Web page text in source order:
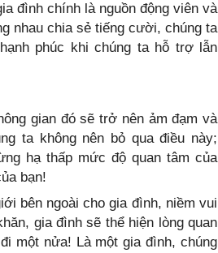
đình chính là nguồn động viên và
nhau chia sẻ tiếng cười, chúng ta
phúc khi chúng ta hỗ trợ lẫn
gian đó sẽ trở nên ảm đạm và
ta không nên bỏ qua điều này;
hạ thấp mức độ quan tâm của
bạn!
bên ngoài cho gia đình, niềm vui
gia đình sẽ thể hiện lòng quan
một nửa! Là một gia đình, chúng